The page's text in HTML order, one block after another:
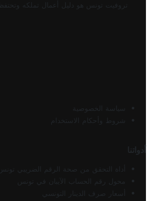
تروفيت تونس هو دليل أعمال تملكه
سياسة الخصوصية
شروط وأحكام الاستخدام
أدواتنا
أداة التحقق من صحة الرقم الضريبي تونس
محول رقم الحساب الآيبان في تونس
أسعار صرف الدينار التونسي